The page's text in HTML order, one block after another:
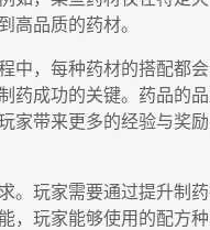
高品质的药材。
中，每种药材的搭配都
药成功的关键。药品的
家带来更多的经验与奖
。玩家需要通过提升制
，玩家能够使用的配方